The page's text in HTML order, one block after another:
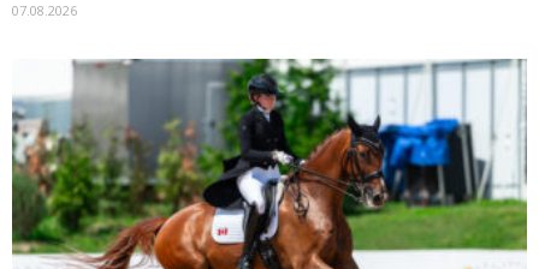
07.08.2026